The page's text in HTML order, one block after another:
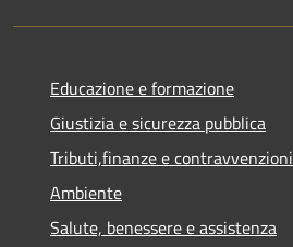
Educazione e formazione
Giustizia e sicurezza pubblica
Tributi,finanze e contravvenzioni
Ambiente
Salute, benessere e assistenza